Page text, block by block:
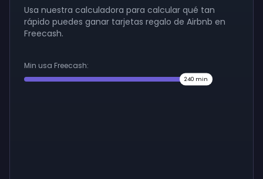
Usa nuestra calculadora para calcular qué tan
rápido puedes ganar tarjetas regalo de Airbnb en
Freecash.
Min usa Freecash:
240 min